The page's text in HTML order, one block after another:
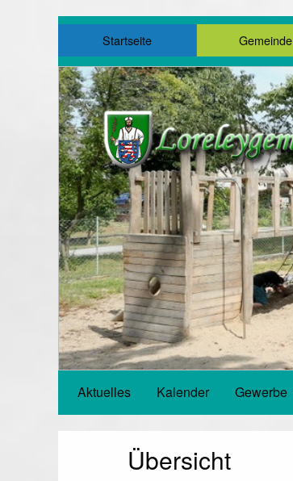
Startseite Gemeinde
Aktuelles Kalender Gewerbe
Übersicht